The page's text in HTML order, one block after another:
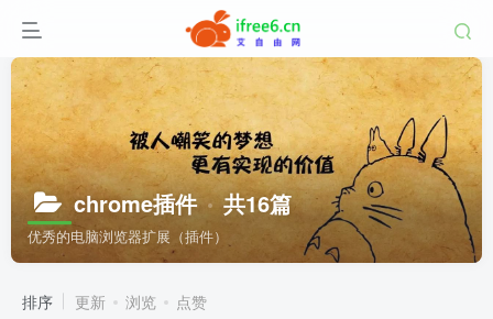
chrome插件 共16篇
优秀的电脑浏览器扩展（插件）
排序 更新 浏览 点赞